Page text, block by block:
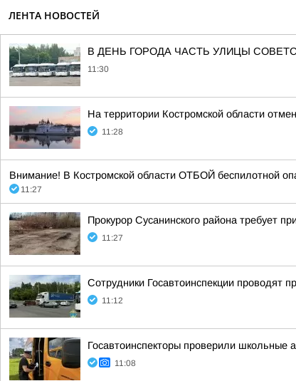
ЛЕНТА НОВОСТЕЙ
В ДЕНЬ ГОРОДА ЧАСТЬ УЛИЦЫ
11:30
На территории Костромской области
11:28
Внимание! В Костромской области ОТБОЙ беспилотной
11:27
Прокурор Сусанинского района требует
11:27
Сотрудники Госавтоинспекции проводят
11:12
Госавтоинспекторы проверили школьные
11:08